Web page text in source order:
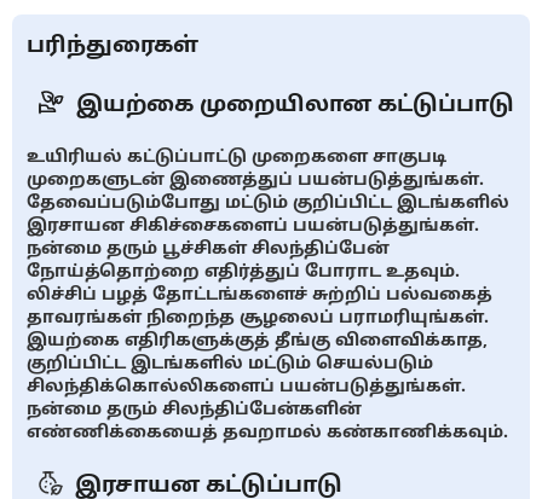
பரிந்துரைகள்
இயற்கை முறையிலான கட்டுப்பாடு
உயிரியல் கட்டுப்பாட்டு முறைகளை சாகுபடி
முறைகளுடன் இணைத்துப் பயன்படுத்துங்கள்.
தேவைப்படும்போது மட்டும் குறிப்பிட்ட இடங்களில்
இரசாயன சிகிச்சைகளைப் பயன்படுத்துங்கள்.
நன்மை தரும் பூச்சிகள் சிலந்திப்பேன்
நோய்த்தொற்றை எதிர்த்துப் போராட உதவும்.
லிச்சிப் பழத் தோட்டங்களைச் சுற்றிப் பல்வகைத்
தாவரங்கள் நிறைந்த சூழலைப் பராமரியுங்கள்.
இயற்கை எதிரிகளுக்குத் தீங்கு விளைவிக்காத,
குறிப்பிட்ட இடங்களில் மட்டும் செயல்படும்
சிலந்திக்கொல்லிகளைப் பயன்படுத்துங்கள்.
நன்மை தரும் சிலந்திப்பேன்களின்
எண்ணிக்கையைத் தவறாமல் கண்காணிக்கவும்.
இரசாயன கட்டுப்பாடு